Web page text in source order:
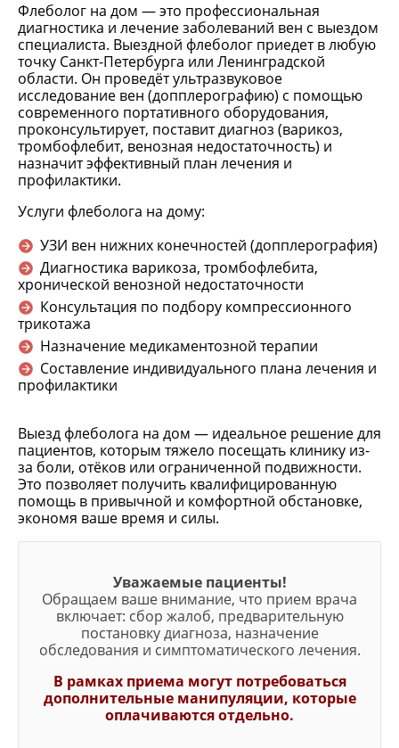
Флеболог на дом — это профессиональная
диагностика и лечение заболеваний вен с выездом
специалиста. Выездной флеболог приедет в любую
точку Санкт-Петербурга или Ленинградской
области. Он проведёт ультразвуковое
исследование вен (допплерографию) с помощью
современного портативного оборудования,
проконсультирует, поставит диагноз (варикоз,
тромбофлебит, венозная недостаточность) и
назначит эффективный план лечения и
профилактики.
Услуги флеболога на дому:
УЗИ вен нижних конечностей (допплерография)
Диагностика варикоза, тромбофлебита,
хронической венозной недостаточности
Консультация по подбору компрессионного
трикотажа
Назначение медикаментозной терапии
Составление индивидуального плана лечения и
профилактики
Выезд флеболога на дом — идеальное решение для
пациентов, которым тяжело посещать клинику из-
за боли, отёков или ограниченной подвижности.
Это позволяет получить квалифицированную
помощь в привычной и комфортной обстановке,
экономя ваше время и силы.
Уважаемые пациенты!
Обращаем ваше внимание, что прием врача
включает: сбор жалоб, предварительную
постановку диагноза, назначение
обследования и симптоматического лечения.
В рамках приема могут потребоваться
дополнительные манипуляции, которые
оплачиваются отдельно.